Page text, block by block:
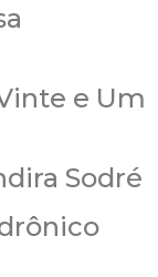
e Um
Sodré